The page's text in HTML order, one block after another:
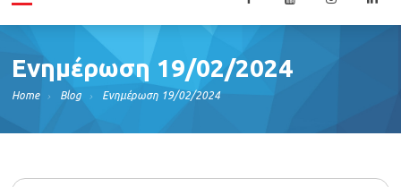
Ενημέρωση 19/02/2024
Home Blog Ενημέρωση 19/02/2024